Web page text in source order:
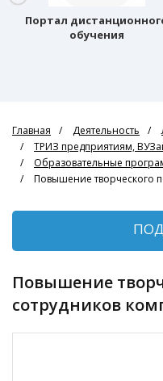
Портал
обучения
Главная Деятельность
ТРИЗ предприятиям,
Образовательные
Повышение творческого
Повышение творческого потенциала
сотрудников